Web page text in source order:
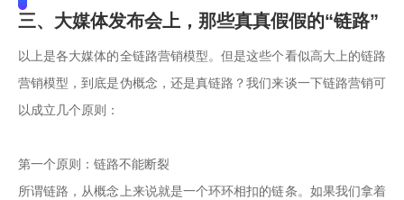
三、大媒体发布会上，那些真真假假的“链路”
以上是各大媒体的全链路营销模型。但是这些个看似高大上的链路
营销模型，到底是伪概念，还是真链路？我们来谈一下链路营销可
以成立几个原则：
第一个原则：链路不能断裂
所谓链路，从概念上来说就是一个环环相扣的链条。如果我们拿着